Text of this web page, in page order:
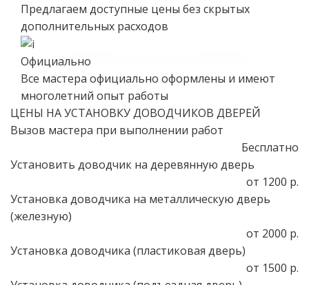
Предлагаем доступные цены без скрытых
дополнительных расходов
Официально
Все мастера официально оформлены и имеют
многолетний опыт работы
ЦЕНЫ НА УСТАНОВКУ ДОВОДЧИКОВ ДВЕРЕЙ
Вызов мастера при выполнении работ
Бесплатно
Установить доводчик на деревянную дверь
от 1200 р.
Установка доводчика на металлическую дверь
(железную)
от 2000 р.
Установка доводчика (пластиковая дверь)
от 1500 р.